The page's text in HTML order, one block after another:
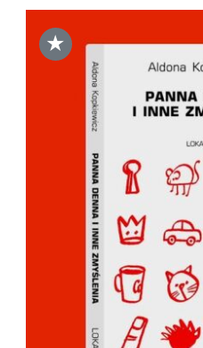
★
DODAJ DO KOSZYKA